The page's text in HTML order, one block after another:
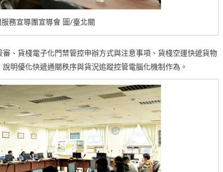
務宣導團宣導會 圖/臺北關
、貨棧電子化門禁管控申辦方式與注意事項、貨棧空運快遞貨物
明優化快遞通關秩序與貨況追蹤控管電腦化機制作為。